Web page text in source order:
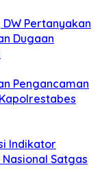
Pertanyakan
Dugaan
Pengancaman
Indikator
Satgas